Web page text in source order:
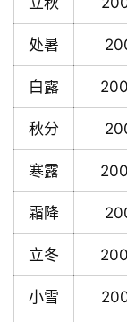
处暑
白露
秋分
寒露
霜降
立冬
小雪